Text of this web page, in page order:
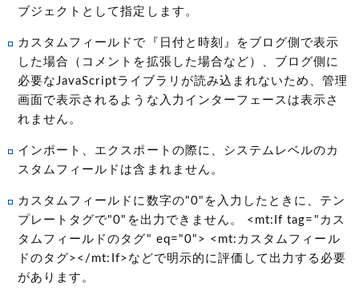
ブジェクトとして指定します。
カスタムフィールドで『日付と時刻』をブログ側で表示
した場合（コメントを拡張した場合など）、ブログ側に
必要なJavaScriptライブラリが読み込まれないため、管理
画面で表示されるような入力インターフェースは表示さ
れません。
インポート、エクスポートの際に、システムレベルのカ
スタムフィールドは含まれません。
カスタムフィールドに数字の"0"を入力したときに、テン
プレートタグで"0"を出力できません。 <mt:If tag="カス
タムフィールドのタグ" eq="0"> <mt:カスタムフィール
ドのタグ></mt:If>などで明示的に評価して出力する必要
があります。